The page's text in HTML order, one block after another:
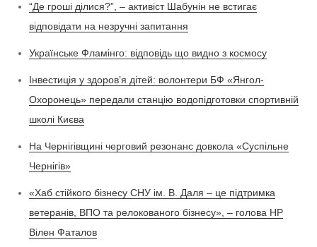
“Де гроші ділися?”, – активіст Шабунін не встигає
відповідати на незручні запитання
Українське Фламінго: відповідь що видно з космосу
Інвестиція у здоров’я дітей: волонтери БФ «Янгол-
Охоронець» передали станцію водопідготовки спортивній
школі Києва
На Чернігівщині черговий резонанс довкола «Суспільне
Чернігів»
«Хаб стійкого бізнесу СНУ ім. В. Даля – це підтримка
ветеранів, ВПО та релокованого бізнесу», – голова НР
Вілен Фаталов